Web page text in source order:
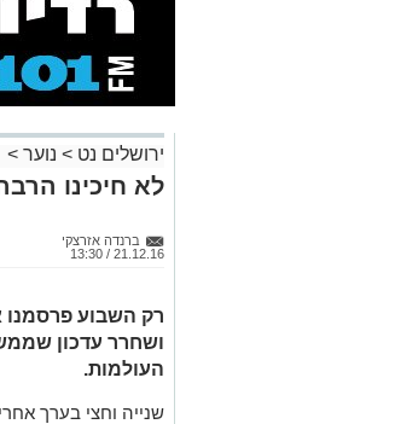
ירושלים נט > נוער >
לא חיכינו
ברנדה אזרצקי
21.12.16 / 13:30
רק השבוע פרסמנו
העולמות.
שנייה וחצי בערך